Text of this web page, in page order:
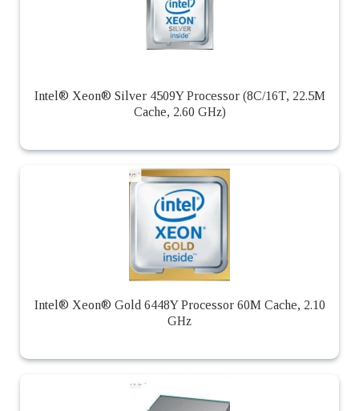
Intel® Xeon® Silver 4509Y Processor (8C/16T, 22.5M
Cache, 2.60 GHz)
Intel® Xeon® Gold 6448Y Processor 60M Cache, 2.10
GHz